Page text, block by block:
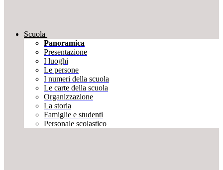
Scuola
Panoramica
Presentazione
I luoghi
Le persone
I numeri della scuola
Le carte della scuola
Organizzazione
La storia
Famiglie e studenti
Personale scolastico